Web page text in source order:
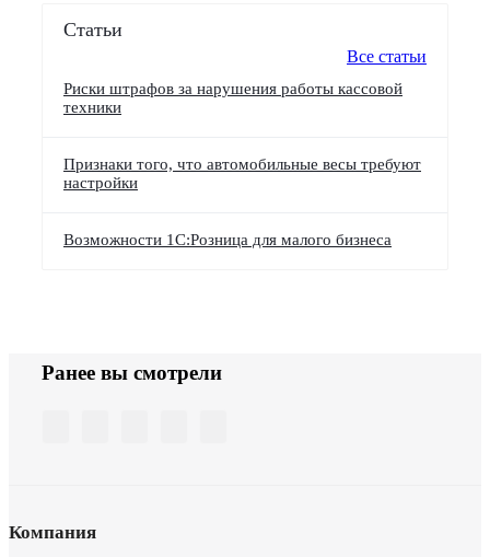
Статьи
Все статьи
Риски штрафов за нарушения работы кассовой
техники
Признаки того, что автомобильные весы требуют
настройки
Возможности 1С:Розница для малого бизнеса
Ранее вы смотрели
Компания